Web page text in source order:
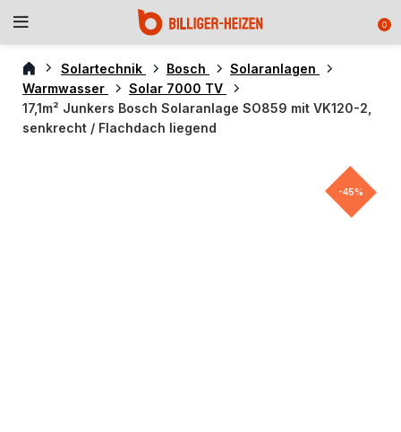
0
Solartechnik Bosch
Solaranlagen
Warmwasser
Solar 7000 TV
17,1m² Junkers Bosch Solaranlage SO859 mit VK120-2,
senkrecht / Flachdach liegend
-45%